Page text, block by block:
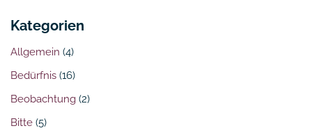
Kategorien
Allgemein (4)
Bedürfnis (16)
Beobachtung (2)
Bitte (5)